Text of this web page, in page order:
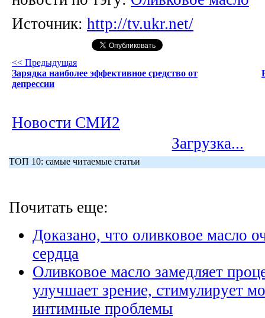
Источник: http://tv.ukr.net/
<< Предыдущая
Зарядка наиболее эффективное средство от
депрессии
Новости СМИ2
Загрузка...
ТОП 10: самые читаемые статьи
Почитать еще:
Доказано, что оливковое масло
сердца
Оливковое масло замедляет
улучшает зрение, стимулирует
интимные проблемы